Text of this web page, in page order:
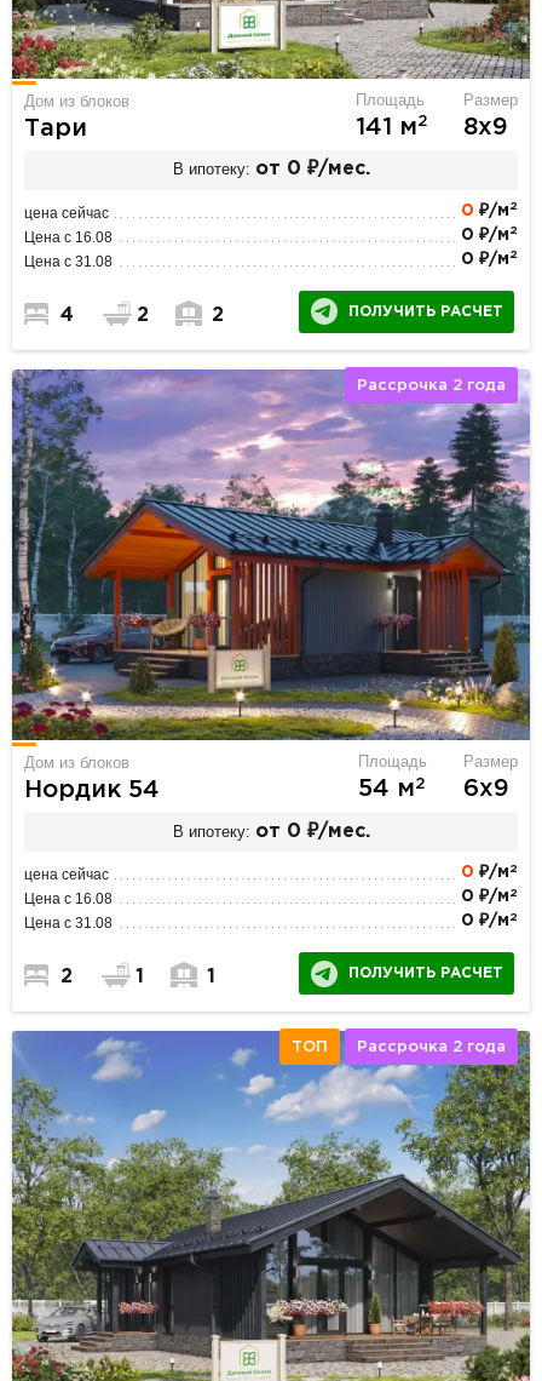
Дом из блоков
Тари
Площадь
141 м2
Размер
8х9
В ипотеку: от 0 ₽/мес.
цена сейчас 0 ₽/м 2
Цена с 16.08 0 ₽/м 2
Цена с 31.08 0 ₽/м 2
4 2 2 ПОЛУЧИТЬ РАСЧЕТ
Рассрочка 2 года
Дом из блоков
Нордик 54
Площадь
54 м2
Размер
6х9
В ипотеку: от 0 ₽/мес.
цена сейчас 0 ₽/м 2
Цена с 16.08 0 ₽/м 2
Цена с 31.08 0 ₽/м 2
2 1 1 ПОЛУЧИТЬ РАСЧЕТ
ТОП Рассрочка 2 года